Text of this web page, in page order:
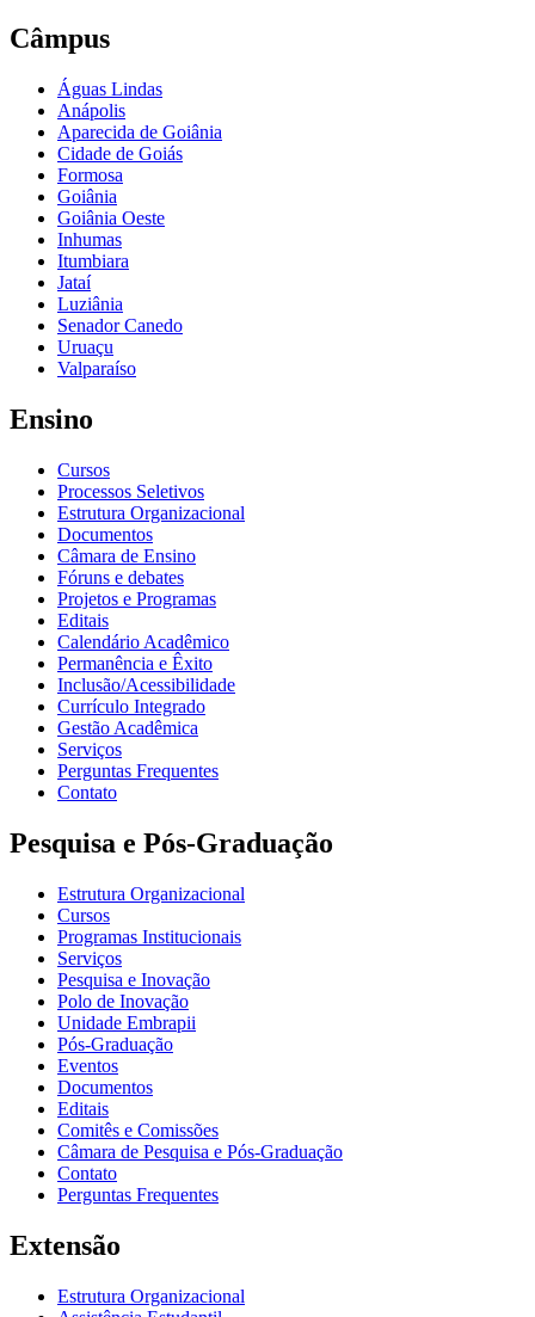
Câmpus
Águas Lindas
Anápolis
Aparecida de Goiânia
Cidade de Goiás
Formosa
Goiânia
Goiânia Oeste
Inhumas
Itumbiara
Jataí
Luziânia
Senador Canedo
Uruaçu
Valparaíso
Ensino
Cursos
Processos Seletivos
Estrutura Organizacional
Documentos
Câmara de Ensino
Fóruns e debates
Projetos e Programas
Editais
Calendário Acadêmico
Permanência e Êxito
Inclusão/Acessibilidade
Currículo Integrado
Gestão Acadêmica
Serviços
Perguntas Frequentes
Contato
Pesquisa e Pós-Graduação
Estrutura Organizacional
Cursos
Programas Institucionais
Serviços
Pesquisa e Inovação
Polo de Inovação
Unidade Embrapii
Pós-Graduação
Eventos
Documentos
Editais
Comitês e Comissões
Câmara de Pesquisa e Pós-Graduação
Contato
Perguntas Frequentes
Extensão
Estrutura Organizacional